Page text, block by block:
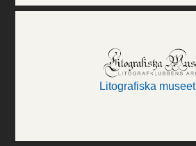
Litografiska museet